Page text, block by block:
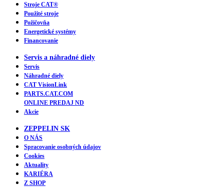
Stroje CAT®
Použité stroje
Požičovňa
Energetické systémy
Financovanie
Servis a náhradné diely
Servis
Náhradné diely
CAT VisionLink
PARTS.CAT.COM
ONLINE PREDAJ ND
Akcie
ZEPPELIN SK
O NÁS
Spracovanie osobných údajov
Cookies
Aktuality
KARIÉRA
Z SHOP